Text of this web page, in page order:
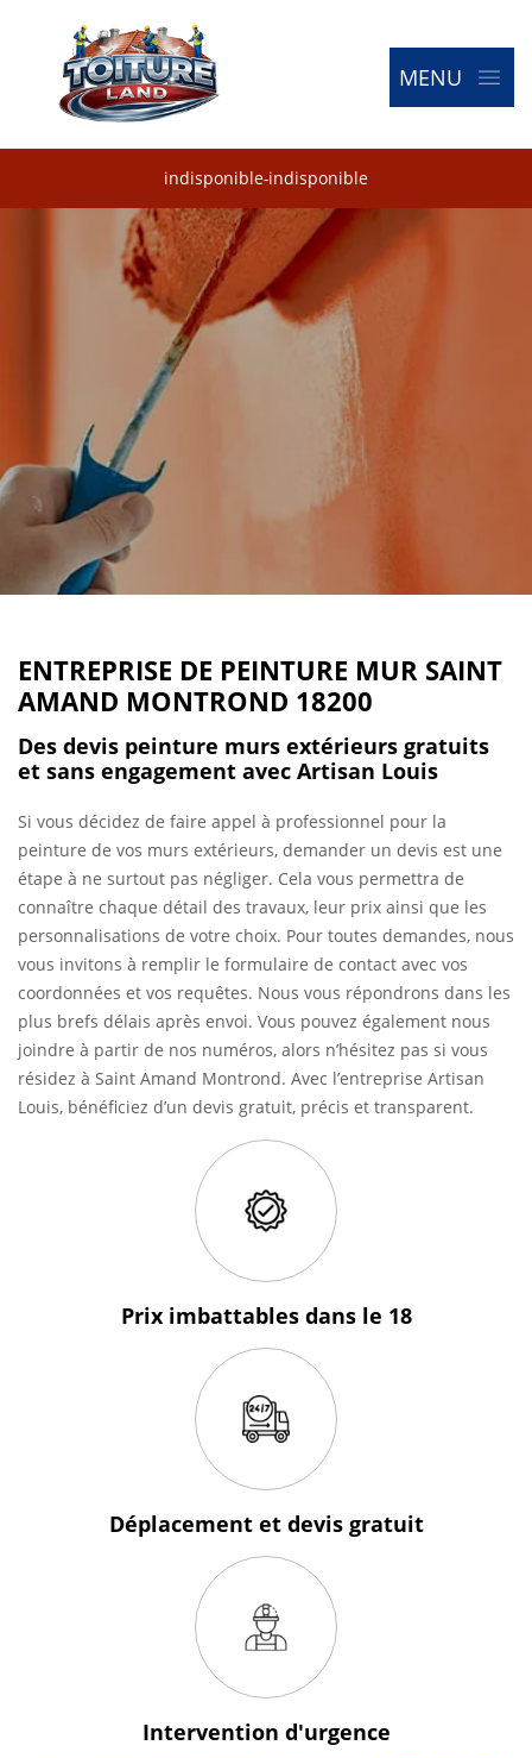
MENU
indisponible-indisponible
ENTREPRISE DE PEINTURE MUR SAINT
AMAND MONTROND 18200
Des devis peinture murs extérieurs gratuits
et sans engagement avec Artisan Louis
Si vous décidez de faire appel à professionnel pour la
peinture de vos murs extérieurs, demander un devis est une
étape à ne surtout pas négliger. Cela vous permettra de
connaître chaque détail des travaux, leur prix ainsi que les
personnalisations de votre choix. Pour toutes demandes, nous
vous invitons à remplir le formulaire de contact avec vos
coordonnées et vos requêtes. Nous vous répondrons dans les
plus brefs délais après envoi. Vous pouvez également nous
joindre à partir de nos numéros, alors n’hésitez pas si vous
résidez à Saint Amand Montrond. Avec l’entreprise Artisan
Louis, bénéficiez d’un devis gratuit, précis et transparent.
Prix imbattables dans le 18
Déplacement et devis gratuit
Intervention d'urgence